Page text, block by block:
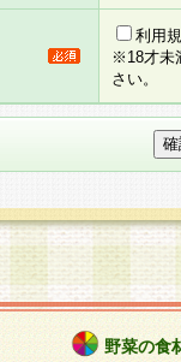
員の事前の承諾
て、本規約を任
ます。改定後の
ときに、その 他
生じるものとし
会員登録希望者
会員登録の承認
され、会員に対
利用
※18才未
さい。
野菜の食